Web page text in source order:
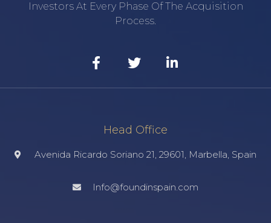
Investors At Every Phase Of The Acquisition
Process.
Head Office
Avenida Ricardo Soriano 21, 29601, Marbella, Spain
Info@foundinspain.com